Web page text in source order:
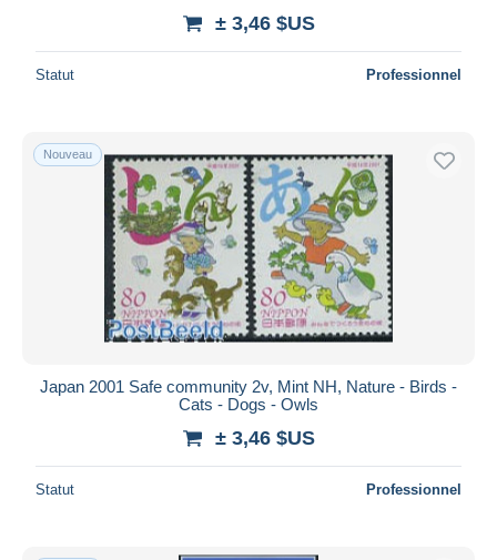
± 3,46 $US
Statut Professionnel
Nouveau
Japan 2001 Safe community 2v, Mint NH, Nature - Birds -
Cats - Dogs - Owls
± 3,46 $US
Statut Professionnel